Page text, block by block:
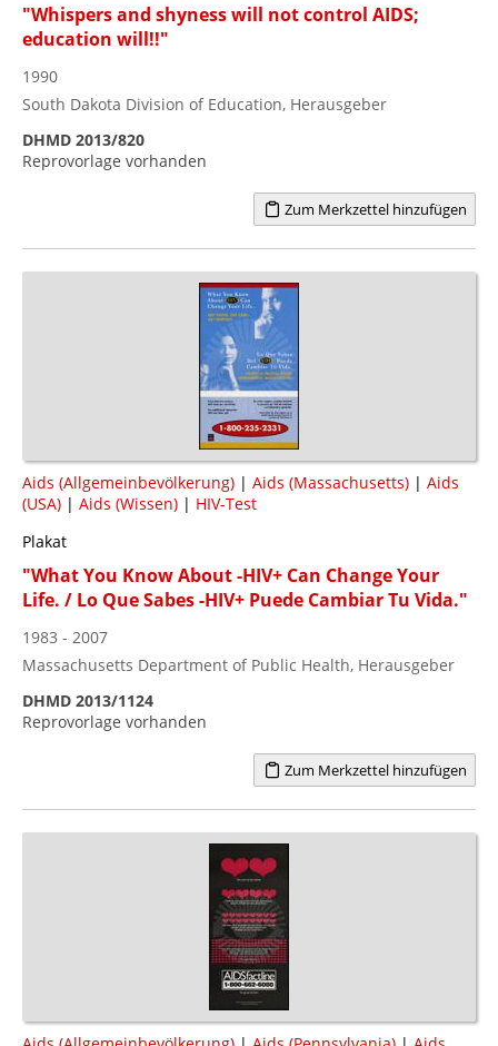
"Whispers and shyness will not control AIDS;
education will!!"
1990
South Dakota Division of Education, Herausgeber
DHMD 2013/820
Reprovorlage vorhanden
Zum Merkzettel hinzufügen
Aids (Allgemeinbevölkerung) | Aids (Massachusetts) | Aids
(USA) | Aids (Wissen) | HIV-Test
Plakat
"What You Know About -HIV+ Can Change Your
Life. / Lo Que Sabes -HIV+ Puede Cambiar Tu Vida."
1983 - 2007
Massachusetts Department of Public Health, Herausgeber
DHMD 2013/1124
Reprovorlage vorhanden
Zum Merkzettel hinzufügen